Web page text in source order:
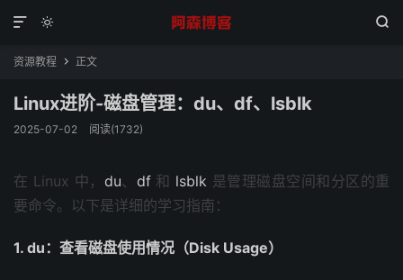
 

资源教程  正文
Linux进阶-磁盘管理：du、df、lsblk
2025-07-02 阅读(1732)
在 Linux 中， du、 df和 lsblk 是管理磁盘空间和分区的重
要命令。以下是详细的学习指南：
1. du：查看磁盘使用情况（Disk Usage）